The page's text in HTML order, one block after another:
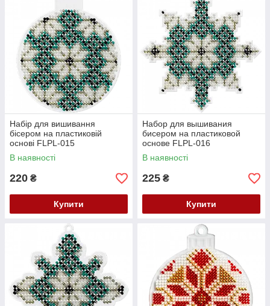
Набір для вишивання
бісером на пластиковій
основі FLPL-015
В наявності
220 ₴
Купити
Набор для вышивания
бисером на пластиковой
основе FLPL-016
В наявності
225 ₴
Купити